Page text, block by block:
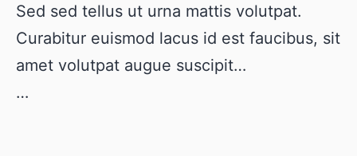
Sed sed tellus ut urna mattis volutpat.
Curabitur euismod lacus id est faucibus, sit
amet volutpat augue suscipit…
…